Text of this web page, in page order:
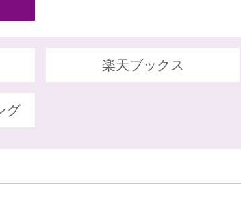
楽天ブックス
グ